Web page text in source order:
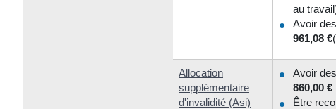
au
Avoir
961,08 €
Allocation
supplémentaire
d'invalidité (Asi)
Avoir
860,00 €
Être